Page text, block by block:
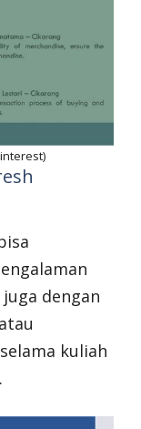
dengan
kuliah